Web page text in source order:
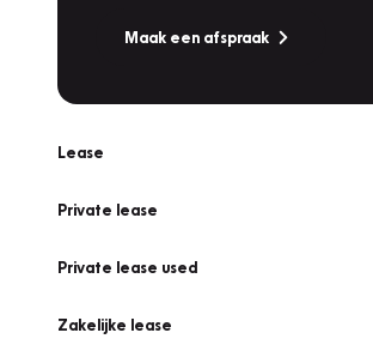
Maak een afspraak
Lease
Private lease
Private lease used
Zakelijke lease